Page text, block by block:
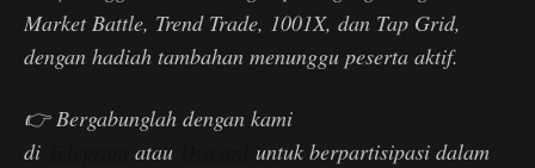
Market Battle, Trend Trade, 1001X, dan Tap Grid,
dengan hadiah tambahan menunggu peserta aktif.
👉 Bergabunglah dengan kami
di
atau
untuk berpartisipasi dalam